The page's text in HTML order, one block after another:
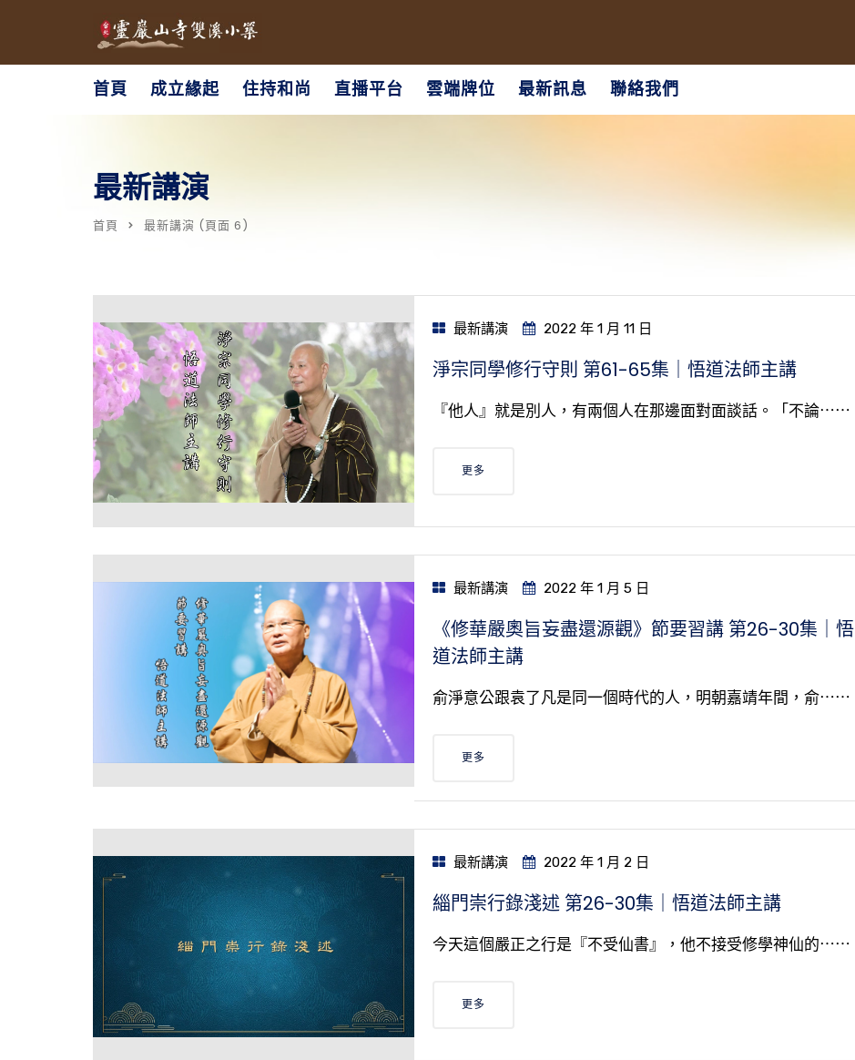
首頁 成立緣起 住持和尚 直播平台 雲端牌位 最新訊息 聯絡我們
最新講演
首頁 最新講演 (頁面 6)
最新講演 2022 年 1 月 11 日
淨宗同學修行守則 第61-65集｜悟道法師主講
『他人』就是別人，有兩個人在那邊面對面談話。「不論⋯⋯
更多
最新講演 2022 年 1 月 5 日
《修華嚴奧旨妄盡還源觀》節要習講 第26-30集｜悟
道法師主講
俞淨意公跟袁了凡是同一個時代的人，明朝嘉靖年間，俞⋯⋯
更多
最新講演 2022 年 1 月 2 日
緇門崇行錄淺述 第26-30集｜悟道法師主講
今天這個嚴正之行是『不受仙書』，他不接受修學神仙的⋯⋯
更多